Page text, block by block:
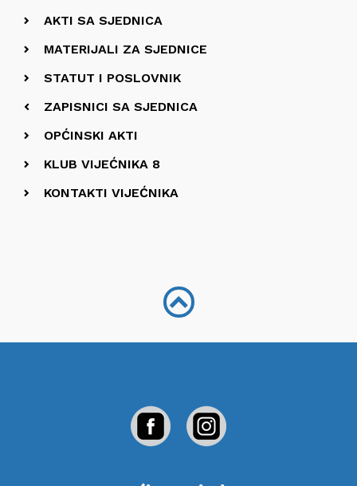
AKTI SA SJEDNICA
MATERIJALI ZA SJEDNICE
STATUT I POSLOVNIK
ZAPISNICI SA SJEDNICA
OPĆINSKI AKTI
KLUB VIJEĆNIKA 8
KONTAKTI VIJEĆNIKA